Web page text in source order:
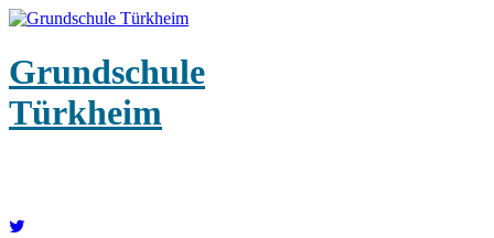
Grundschule
Türkheim